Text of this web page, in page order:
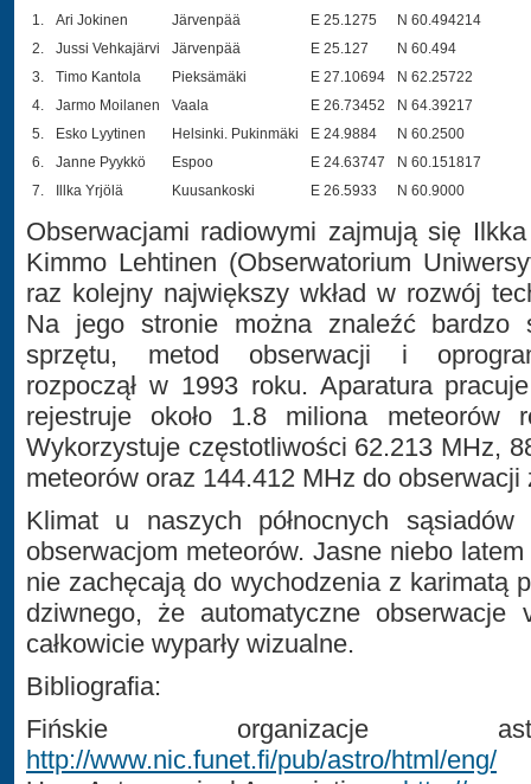
1. Ari Jokinen Järvenpää E 25.1275
N 60.494214
2.
Jussi Vehkajärvi Järvenpää E 25.127
N 60.494
3.
Timo Kantola Pieksämäki E 27.10694
N 62.25722
4.
Jarmo Moilanen Vaala E 26.73452
N 64.39217
5.
Esko Lyytinen Helsinki. Pukinmäki E 24.9884
N 60.2500
6.
Janne Pyykkö Espoo E 24.63747
N 60.151817
7.
Illka Yrjölä Kuusankoski E 26.5933 N 60.9000
Obserwacjami radiowymi zajmują się
Kimmo Lehtinen (Obserwatorium
raz kolejny największy wkład w rozwój
Na jego stronie można znaleźć bardzo
sprzętu, metod obserwacji i
rozpoczął w 1993 roku. Aparatura
rejestruje około 1.8 miliona meteorów
Wykorzystuje częstotliwości 62.213 MHz,
meteorów oraz 144.412 MHz do obserwacji
Klimat u naszych północnych
obserwacjom meteorów. Jasne niebo
nie zachęcają do wychodzenia z karimatą
dziwnego, że automatyczne
całkowicie wyparły wizualne.
Bibliografia:
Fińskie organizacje
http://www.nic.funet.fi/pub/astro/html/eng/